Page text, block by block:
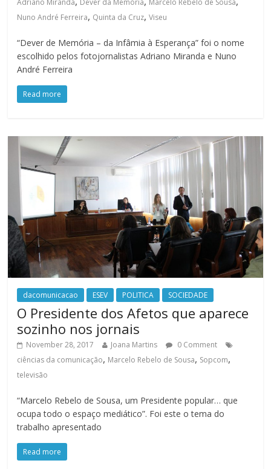
Nuno André Ferreira, Quinta da Cruz,Viseu
“Dever de Memória – da Infâmia à Esperança” foi o nome
escolhido pelos fotojornalistas Adriano Miranda e Nuno
André Ferreira
Read more
dacomunicacao ESEV POLITICA SOCIEDADE
O Presidente dos Afetos que aparece
sozinho nos jornais
November 28, 2017 Joana Martins
0 Comment
ciências da comunicação, Marcelo Rebelo de Sousa, Sopcom,
televisão
“Marcelo Rebelo de Sousa, um Presidente popular… que
ocupa todo o espaço mediático”. Foi este o tema do
trabalho apresentado
Read more